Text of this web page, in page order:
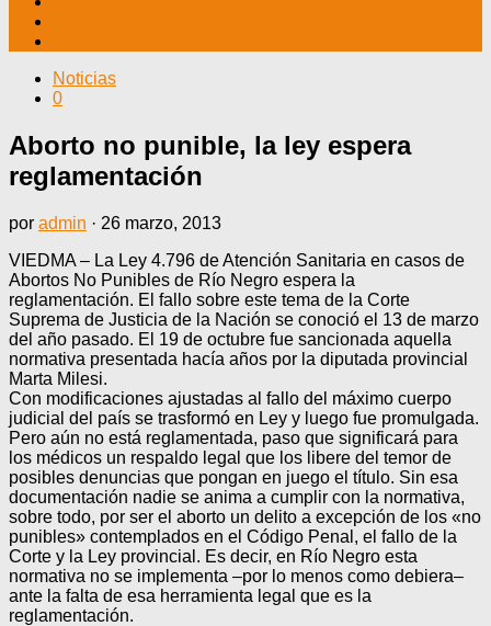
Noticias
0
Aborto no punible, la ley espera
reglamentación
por admin · 26 marzo, 2013
VIEDMA – La Ley 4.796 de Atención Sanitaria en casos de
Abortos No Punibles de Río Negro espera la
reglamentación. El fallo sobre este tema de la Corte
Suprema de Justicia de la Nación se conoció el 13 de marzo
del año pasado. El 19 de octubre fue sancionada aquella
normativa presentada hacía años por la diputada provincial
Marta Milesi.
Con modificaciones ajustadas al fallo del máximo cuerpo
judicial del país se trasformó en Ley y luego fue promulgada.
Pero aún no está reglamentada, paso que significará para
los médicos un respaldo legal que los libere del temor de
posibles denuncias que pongan en juego el título. Sin esa
documentación nadie se anima a cumplir con la normativa,
sobre todo, por ser el aborto un delito a excepción de los «no
punibles» contemplados en el Código Penal, el fallo de la
Corte y la Ley provincial. Es decir, en Río Negro esta
normativa no se implementa –por lo menos como debiera–
ante la falta de esa herramienta legal que es la
reglamentación.